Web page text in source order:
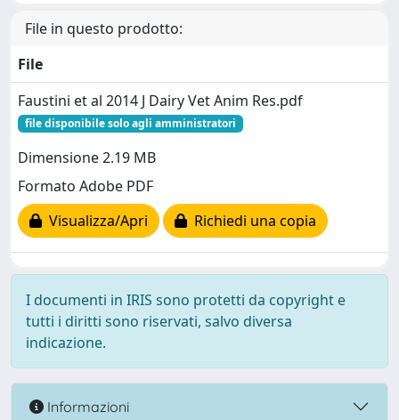
File in questo prodotto:
File
Faustini et al 2014 J Dairy Vet Anim Res.pdf
file disponibile solo agli amministratori
Dimensione 2.19 MB
Formato Adobe PDF
Visualizza/Apri
Richiedi una copia
I documenti in IRIS sono protetti da copyright e
tutti i diritti sono riservati, salvo diversa
indicazione.
Informazioni